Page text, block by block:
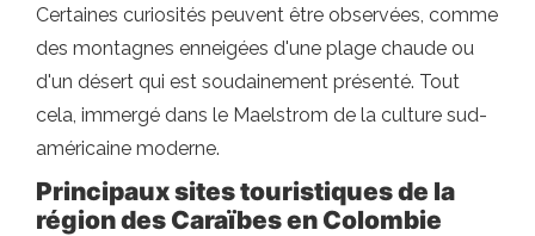
Certaines curiosités peuvent être observées, comme
des montagnes enneigées d'une plage chaude ou
d'un désert qui est soudainement présenté. Tout
cela, immergé dans le Maelstrom de la culture sud-
américaine moderne.
Principaux sites touristiques de la
région des Caraïbes en Colombie